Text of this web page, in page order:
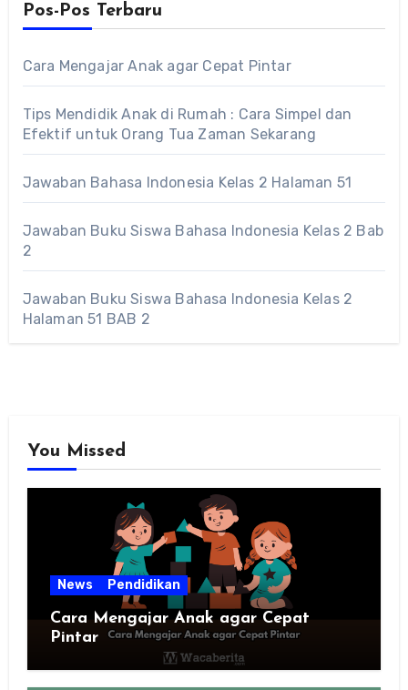
Pos-Pos Terbaru
Cara Mengajar Anak agar Cepat Pintar
Tips Mendidik Anak di Rumah : Cara Simpel dan
Efektif untuk Orang Tua Zaman Sekarang
Jawaban Bahasa Indonesia Kelas 2 Halaman 51
Jawaban Buku Siswa Bahasa Indonesia Kelas 2 Bab
2
Jawaban Buku Siswa Bahasa Indonesia Kelas 2
Halaman 51 BAB 2
You Missed
News Pendidikan
Cara Mengajar Anak agar Cepat
Pintar